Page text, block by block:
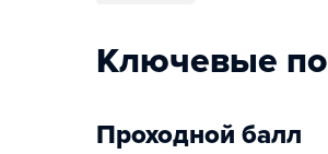
Ключевые
Проходной балл